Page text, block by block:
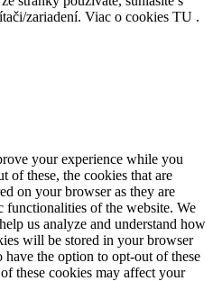
zariadení. Viac o cookies TU .
your experience while you
of these, the cookies that are
on your browser as they are
functionalities of the website. We
us analyze and understand how
will be stored in your browser
the option to opt-out of these
these cookies may affect your